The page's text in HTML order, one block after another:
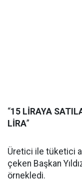
“15 LİRAYA
LİRA”
Üretici ile tüketici
çeken Başkan
örnekledi.